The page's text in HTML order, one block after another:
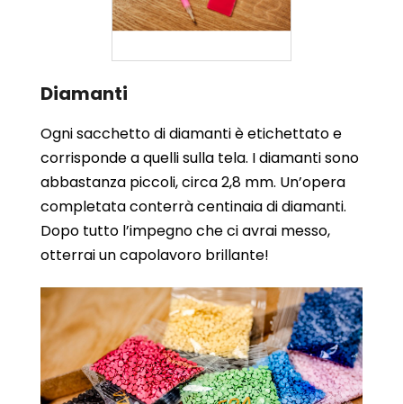
Diamanti
Ogni sacchetto di diamanti è etichettato e
corrisponde a quelli sulla tela. I diamanti sono
abbastanza piccoli, circa 2,8 mm. Un’opera
completata conterrà centinaia di diamanti.
Dopo tutto l’impegno che ci avrai messo,
otterrai un capolavoro brillante!